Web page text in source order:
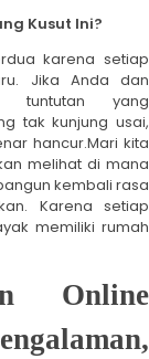
Kusut Ini?
karena setiap
Jika Anda dan
tuntutan yang
tak kunjung usai,
hancur.Mari kita
melihat di mana
kembali rasa
Karena setiap
memiliki rumah
Online